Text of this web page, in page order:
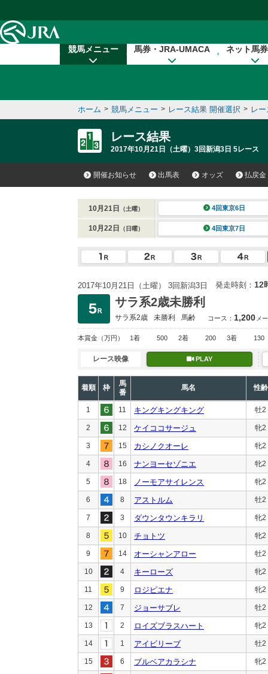
競馬メニュー 馬券・JRA-UMACA ネット馬
ホーム > 競馬メニュー > レース結果 開催選択 > レ
レース結果
2017年10月21日（土曜）3回新潟3日 5レース
開催お知らせ 出馬表 オッズ 払戻金
10月21日 （土曜） 4回東京6日
10月22日 （日曜） 4回東京7日
2017年10月21日（土曜） 3回新潟3日 発走時刻： 12
サラ系2歳未勝利
サラ系2歳 未勝利 馬齢 コース： 1,200 メ
本賞金 （万円） 1着 500 2着 200 3着 130
レース映像 PLAY
着順 枠
馬
番
馬名 性齢
1 11 キングキングキング 牡2
2 12 ケイココサージュ 牝2
3 15 カシノクオーレ 牝2
4 16 ナンヨーセゾニエ 牝2
5 18 ノーモアサイレンス 牝2
6 8 アストルム 牡2
7 3 ダウンタウンキラリ 牝2
8 10 チョトツ 牝2
9 14 オーシャンアロー 牡2
10 4 キーローズ 牝2
11 9 ロジピエナ 牝2
12 7 ジョーサブレ 牡2
13 2 ロイズブラスハート 牝2
14 1 アイビリーブ 牡2
15 6 ブルベアカラシナ 牝2